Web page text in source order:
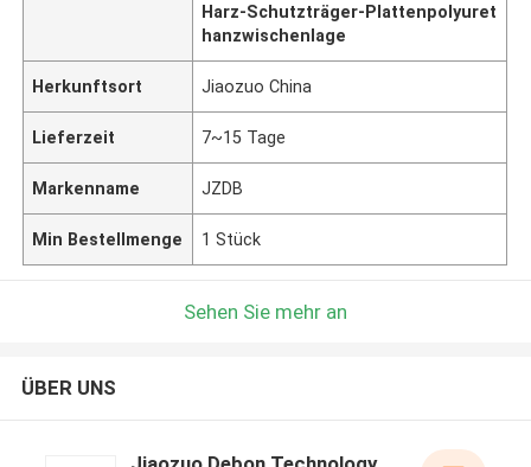
Harz-Schutzträger-Plattenpolyuret
hanzwischenlage
Herkunftsort Jiaozuo China
Lieferzeit 7~15 Tage
Markenname JZDB
Min Bestellmenge 1 Stück
Sehen Sie mehr an
ÜBER UNS